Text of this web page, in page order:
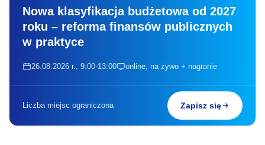
Nowa klasyfikacja budżetowa od 2027
roku – reforma finansów publicznych
w praktyce
26.08.2026 r., 9:00-13:00 online, na żywo + nagranie
Liczba miejsc ograniczona Zapisz się